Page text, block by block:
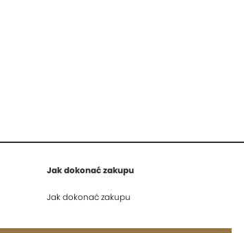
Jak dokonać zakupu
Jak dokonać zakupu